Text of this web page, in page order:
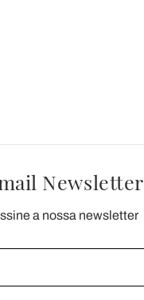
Newsletter
a nossa newsletter